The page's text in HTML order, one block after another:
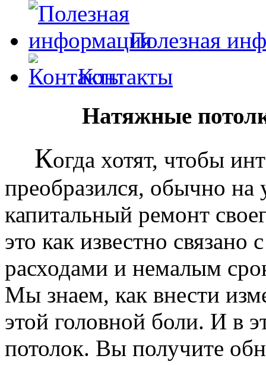
Полезная
Контакты
Натяжные
Когда хотят, чтобы
преобразился, обычно на
капитальный ремонт
это как известно
расходами и немалым
Мы знаем, как внести
этой головной боли. И в
потолок. Вы получите